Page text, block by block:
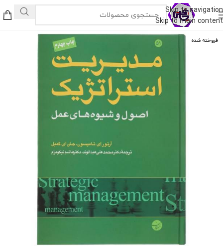
Skip to navigation
Skip to main content
فروخته شده